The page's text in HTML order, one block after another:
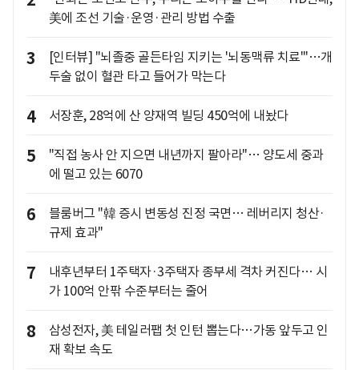
美에 조선 기술·운영·관리 방법 수출
3
[인터뷰] "뇌졸중 골든타임 지키는 '뇌동맥류 치료'"…개
두술 없이 혈관 타고 들어가 막는다
4 서장훈, 28억에 산 양재역 빌딩 450억에 내놨다
5
"직접 농사 안 지으면 내년까지 팔아라"… 양도세 중과
에 떨고 있는 6070
6
블룸버그 "韓 증시 변동성 진정 국면… 레버리지 청산·
규제 효과"
7
내후년부터 1주택자·3주택자 종부세 격차 커진다… 시
가 100억 안팎 수준부터는 줄어
8
삼성전자, 美 테일러팹 첫 인턴 뽑는다…가동 앞두고 인
재 확보 속도